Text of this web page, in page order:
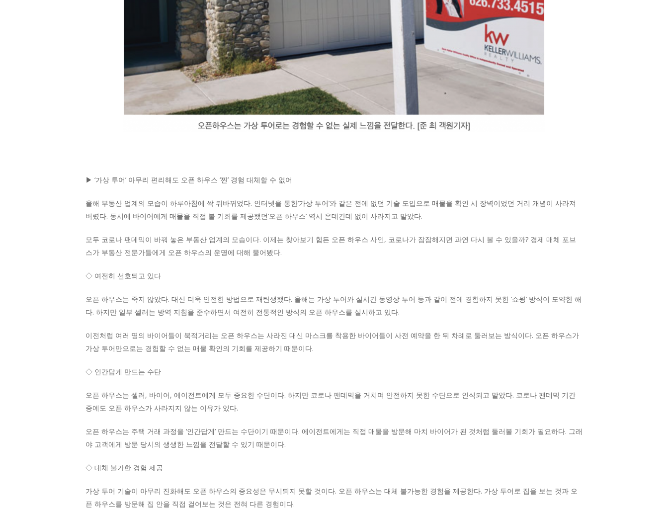
▶ ‘가상 투어’ 아무리 편리해도 오픈 하우스 ‘찐’ 경험 대체할 수 없어
올해 부동산 업계의 모습이 하루아침에 싹 뒤바뀌었다. 인터넷을 통한‘가상 투어’와 같은 전에 없던 기술 도입으로 매물을 확인 시 장벽이었던 거리 개념이 사라져
버렸다. 동시에 바이어에게 매물을 직접 볼 기회를 제공했던‘오픈 하우스’ 역시 온데간데 없이 사라지고 말았다.
모두 코로나 팬데믹이 바꿔 놓은 부동산 업계의 모습이다. 이제는 찾아보기 힘든 오픈 하우스 사인, 코로나가 잠잠해지면 과연 다시 볼 수 있을까? 경제 매체 포브
스가 부동산 전문가들에게 오픈 하우스의 운명에 대해 물어봤다.
◇ 여전히 선호되고 있다
오픈 하우스는 죽지 않았다. 대신 더욱 안전한 방법으로 재탄생했다. 올해는 가상 투어와 실시간 동영상 투어 등과 같이 전에 경험하지 못한 ‘쇼윙’ 방식이 도약한 해
다. 하지만 일부 셀러는 방역 지침을 준수하면서 여전히 전통적인 방식의 오픈 하우스를 실시하고 있다.
이전처럼 여러 명의 바이어들이 북적거리는 오픈 하우스는 사라진 대신 마스크를 착용한 바이어들이 사전 예약을 한 뒤 차례로 둘러보는 방식이다. 오픈 하우스가
가상 투어만으로는 경험할 수 없는 매물 확인의 기회를 제공하기 때문이다.
◇ 인간답게 만드는 수단
오픈 하우스는 셀러, 바이어, 에이전트에게 모두 중요한 수단이다. 하지만 코로나 팬데믹을 거치며 안전하지 못한 수단으로 인식되고 말았다. 코로나 팬데믹 기간
중에도 오픈 하우스가 사라지지 않는 이유가 있다.
오픈 하우스는 주택 거래 과정을 ‘인간답게’ 만드는 수단이기 때문이다. 에이전트에게는 직접 매물을 방문해 마치 바이어가 된 것처럼 둘러볼 기회가 필요하다. 그래
야 고객에게 방문 당시의 생생한 느낌을 전달할 수 있기 때문이다.
◇ 대체 불가한 경험 제공
가상 투어 기술이 아무리 진화해도 오픈 하우스의 중요성은 무시되지 못할 것이다. 오픈 하우스는 대체 불가능한 경험을 제공한다. 가상 투어로 집을 보는 것과 오
픈 하우스를 방문해 집 안을 직접 걸어보는 것은 전혀 다른 경험이다.